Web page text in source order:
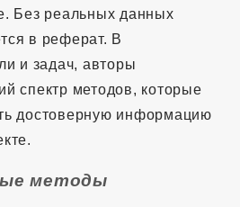
Без реальных данных
в реферат. В
и задач, авторы
спектр методов, которые
достоверную информацию
методы